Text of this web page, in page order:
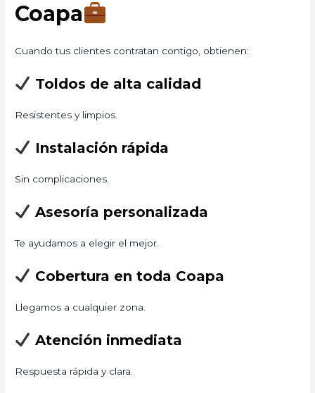
Coapa
Cuando tus clientes contratan contigo, obtienen:
Toldos de alta calidad
Resistentes y limpios.
Instalación rápida
Sin complicaciones.
Asesoría personalizada
Te ayudamos a elegir el mejor.
Cobertura en toda Coapa
Llegamos a cualquier zona.
Atención inmediata
Respuesta rápida y clara.